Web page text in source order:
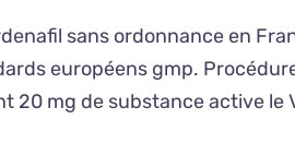
sans ordonnance en
européens gmp.
20 mg de substance active le